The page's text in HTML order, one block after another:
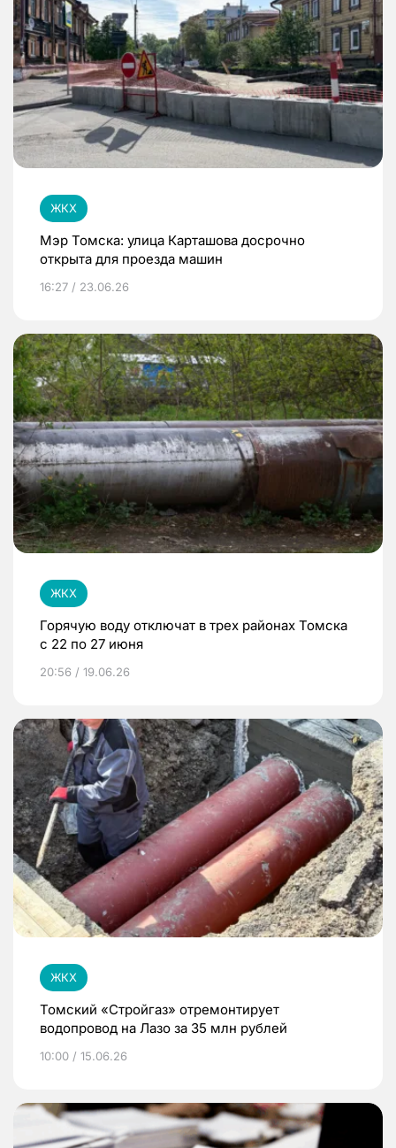
ЖКХ
Мэр Томска: улица Карташова досрочно
открыта для проезда машин
16:27 / 23.06.26
ЖКХ
Горячую воду отключат в трех районах Томска
с 22 по 27 июня
20:56 / 19.06.26
ЖКХ
Томский «Стройгаз» отремонтирует
водопровод на Лазо за 35 млн рублей
10:00 / 15.06.26